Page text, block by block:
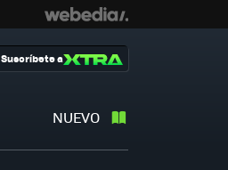
NUEVO
Suscríbete a